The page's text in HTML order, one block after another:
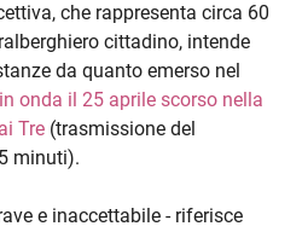
che rappresenta circa 60
cittadino, intende
da quanto emerso nel
onda il 25 aprile scorso nella
Tre (trasmissione del
minuti).
e inaccettabile - riferisce